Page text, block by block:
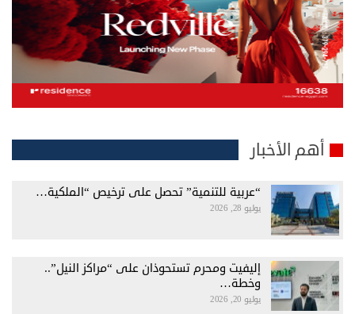
أهم الأخبار
“عربية للتنمية” تحصل على ترخيص “الملكية…
يوليو 28, 2026
إليفيت ومحرم تستحوذان على “مراكز النيل”..
وخطة…
يوليو 20, 2026